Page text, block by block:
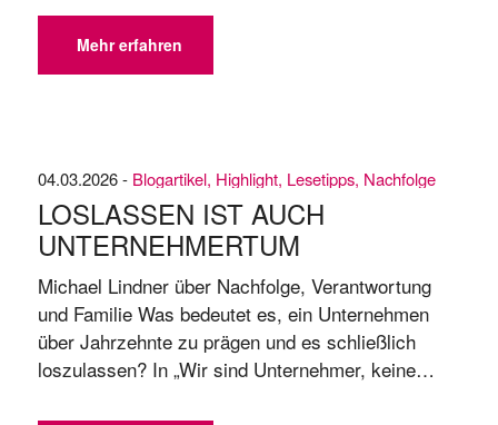
es bedeutet, Verantwortung zu übernehmen und
ein Umfeld aktiv mitzugestalten. Dieser Gedanke
hat mich nie losgelassen. Die Entscheidung, die
Mehr erfahren
04.03.2026 - Blogartikel, Highlight, Lesetipps, Nachfolge
LOSLASSEN IST AUCH
UNTERNEHMERTUM
Michael Lindner über Nachfolge, Verantwortung
und Familie Was bedeutet es, ein Unternehmen
über Jahrzehnte zu prägen und es schließlich
loszulassen? In „Wir sind Unternehmer, keine